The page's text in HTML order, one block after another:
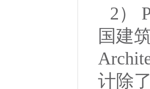
2）
国建
计除